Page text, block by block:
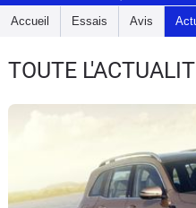
Essais
Electriques
Accueil Essais Avis
TOUTE